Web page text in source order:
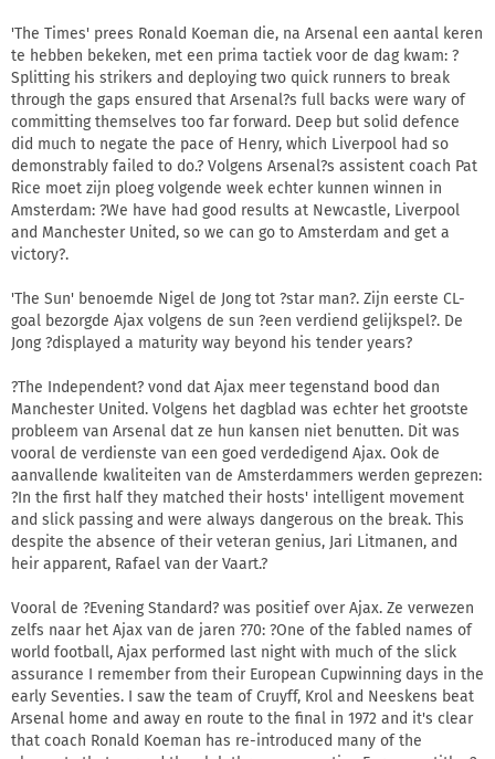
'The Times' prees Ronald Koeman die, na Arsenal een aantal keren
te hebben bekeken, met een prima tactiek voor de dag kwam: ?
Splitting his strikers and deploying two quick runners to break
through the gaps ensured that Arsenal?s full backs were wary of
committing themselves too far forward. Deep but solid defence
did much to negate the pace of Henry, which Liverpool had so
demonstrably failed to do.? Volgens Arsenal?s assistent coach Pat
Rice moet zijn ploeg volgende week echter kunnen winnen in
Amsterdam: ?We have had good results at Newcastle, Liverpool
and Manchester United, so we can go to Amsterdam and get a
victory?.
'The Sun' benoemde Nigel de Jong tot ?star man?. Zijn eerste CL-
goal bezorgde Ajax volgens de sun ?een verdiend gelijkspel?. De
Jong ?displayed a maturity way beyond his tender years?
?The Independent? vond dat Ajax meer tegenstand bood dan
Manchester United. Volgens het dagblad was echter het grootste
probleem van Arsenal dat ze hun kansen niet benutten. Dit was
vooral de verdienste van een goed verdedigend Ajax. Ook de
aanvallende kwaliteiten van de Amsterdammers werden geprezen:
?In the first half they matched their hosts' intelligent movement
and slick passing and were always dangerous on the break. This
despite the absence of their veteran genius, Jari Litmanen, and
heir apparent, Rafael van der Vaart.?
Vooral de ?Evening Standard? was positief over Ajax. Ze verwezen
zelfs naar het Ajax van de jaren ?70: ?One of the fabled names of
world football, Ajax performed last night with much of the slick
assurance I remember from their European Cupwinning days in the
early Seventies. I saw the team of Cruyff, Krol and Neeskens beat
Arsenal home and away en route to the final in 1972 and it's clear
that coach Ronald Koeman has re-introduced many of the